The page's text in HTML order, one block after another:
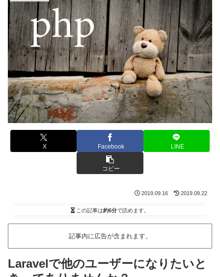
X Facebook LINE
コピー
2019.09.16 2019.09.22
この記事は約6分で読めます。
記事内に広告が含まれます。
Laravelで他のユーザーになりたいと